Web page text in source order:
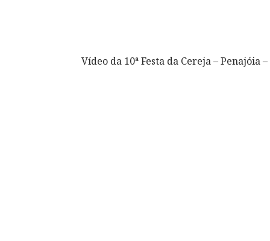
Vídeo da 10ª Festa da Cereja – Penajóia